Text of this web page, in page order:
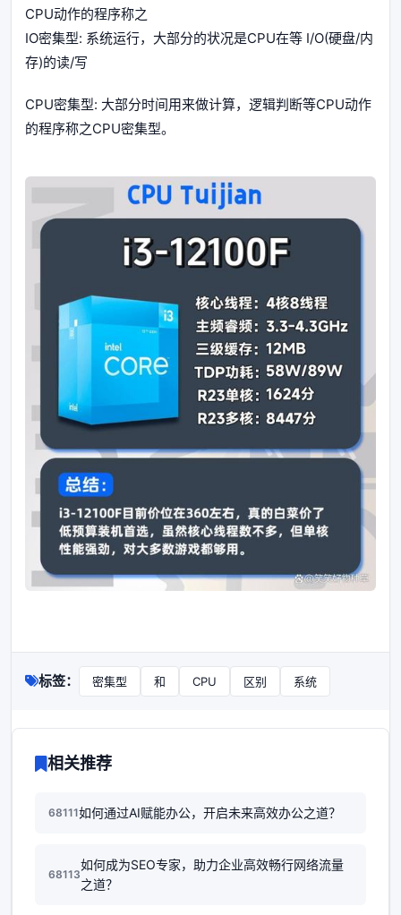
CPU动作的程序称之
IO密集型: 系统运行，大部分的状况是CPU在等 I/O(硬盘/内
存)的读/写
CPU密集型: 大部分时间用来做计算，逻辑判断等CPU动作
的程序称之CPU密集型。
标签： 密集型 和 CPU 区别 系统
相关推荐
68111如何通过AI赋能办公，开启未来高效办公之道？
68113
如何成为SEO专家，助力企业高效畅行网络流量
之道？